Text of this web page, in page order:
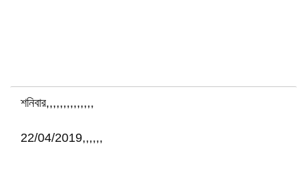
শনিবার,,,,,,,,,,,,,,
22/04/2019,,,,,,